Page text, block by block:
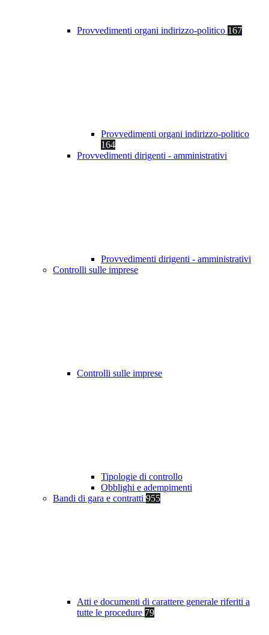
Provvedimenti organi indirizzo-politico 167
Provvedimenti organi indirizzo-politico
164
Provvedimenti dirigenti - amministrativi
Provvedimenti dirigenti - amministrativi
Controlli sulle imprese
Controlli sulle imprese
Tipologie di controllo
Obblighi e adempimenti
Bandi di gara e contratti 955
Atti e documenti di carattere generale riferiti a
tutte le procedure 79